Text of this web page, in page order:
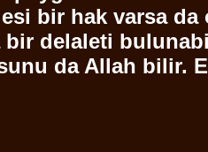
bir hak varsa
delaleti
da Allah bilir.